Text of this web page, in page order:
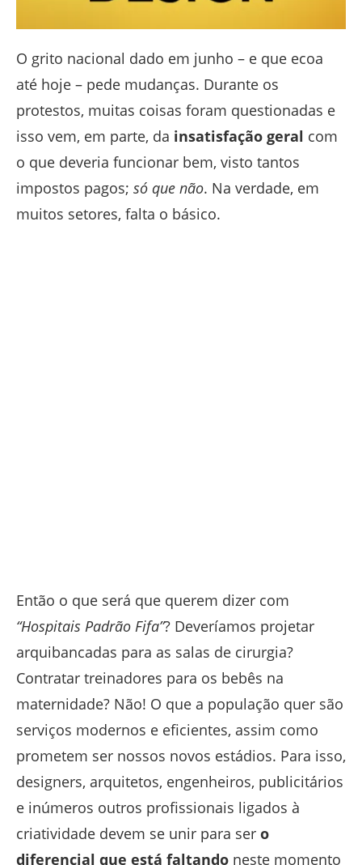
O grito nacional dado em junho – e que ecoa
até hoje – pede mudanças. Durante os
protestos, muitas coisas foram questionadas e
isso vem, em parte, da insatisfação geral com
o que deveria funcionar bem, visto tantos
impostos pagos; só que não. Na verdade, em
muitos setores, falta o básico.
Então o que será que querem dizer com
“Hospitais Padrão Fifa”? Deveríamos projetar
arquibancadas para as salas de cirurgia?
Contratar treinadores para os bebês na
maternidade? Não! O que a população quer são
serviços modernos e eficientes, assim como
prometem ser nossos novos estádios. Para isso,
designers, arquitetos, engenheiros, publicitários
e inúmeros outros profissionais ligados à
criatividade devem se unir para ser o
diferencial que está faltando neste momento